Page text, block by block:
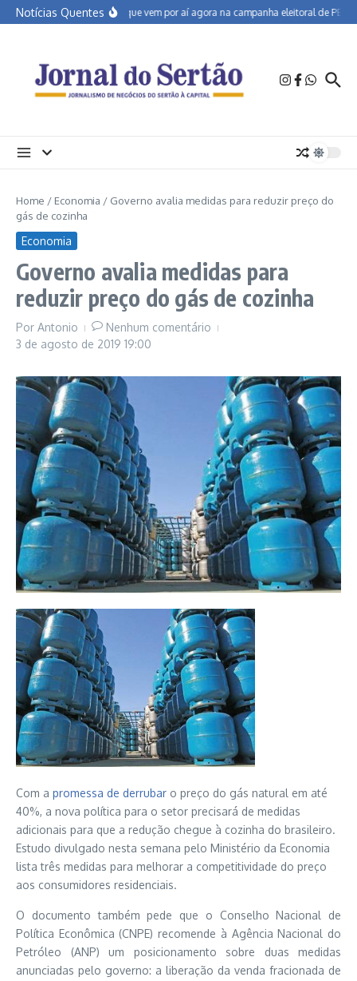
Ir para o conteúdo
Notícias Quentes O que vem por aí agora na campanha eleitoral de PE
Home / Economia / Governo avalia medidas para reduzir preço do
gás de cozinha
Economia
Governo avalia medidas para
reduzir preço do gás de cozinha
Por Antonio
Nenhum comentário
3 de agosto de 2019 19:00
Com a promessa de derrubar o preço do gás natural em até
40%, a nova política para o setor precisará de medidas
adicionais para que a redução chegue à cozinha do brasileiro.
Estudo divulgado nesta semana pelo Ministério da Economia
lista três medidas para melhorar a competitividade do preço
aos consumidores residenciais.
O documento também pede que o Conselho Nacional de
Política Econômica (CNPE) recomende à Agência Nacional do
Petróleo (ANP) um posicionamento sobre duas medidas
anunciadas pelo governo: a liberação da venda fracionada de